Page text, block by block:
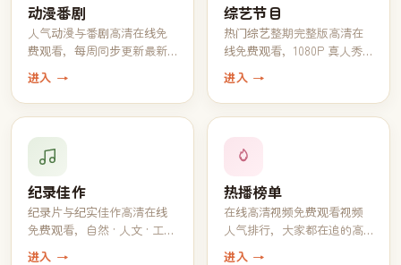
动漫番剧
人气动漫与番剧高清在线免
费观看，每周同步更新最新
一话
进入 →
综艺节目
热门综艺整期完整版高清在
线免费观看，1080P 真人秀
脱口秀全收录
进入 →
纪录佳作
纪录片与纪实佳作高清在线
免费观看，自然 · 人文 · 工艺
一应俱全
进入 →
热播榜单
在线高清视频免费观看视频
人气排行，大家都在追的高
分片单
进入 →